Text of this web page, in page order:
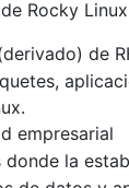
Rocky Linux
de
empresarial
donde la